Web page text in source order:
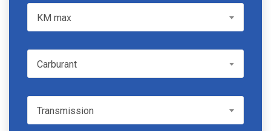
KM max
CarburantCarburant
TransmissionTransmission